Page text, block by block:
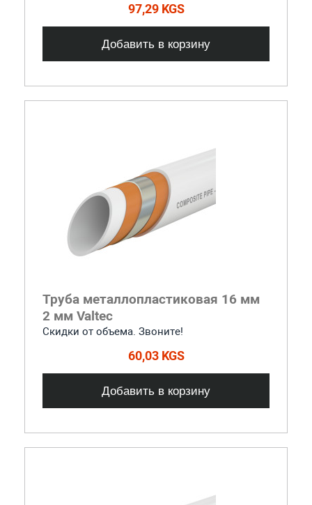
97,29 KGS
Добавить в корзину
Труба металлопластиковая 16 мм
2 мм Valtec
Скидки от объема. Звоните!
60,03 KGS
Добавить в корзину